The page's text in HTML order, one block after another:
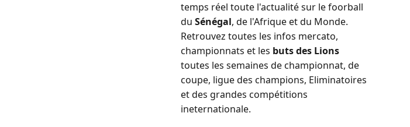
temps réel toute l'actualité sur le foorball
du Sénégal, de l'Afrique et du Monde.
Retrouvez toutes les infos mercato,
championnats et les buts des Lions
toutes les semaines de championnat, de
coupe, ligue des champions, Eliminatoires
et des grandes compétitions
ineternationale.